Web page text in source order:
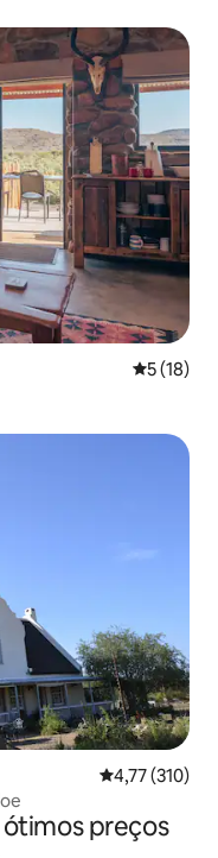
5 de uma
5 (18)
4,77 de uma
4,77 (310)
preços